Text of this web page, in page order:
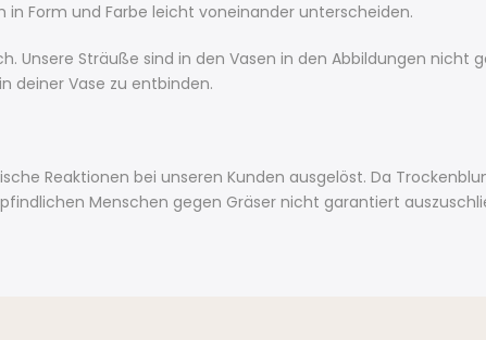
Form und Farbe leicht voneinander unterscheiden.
Unsere Sträuße sind in den Vasen in den Abbildungen nicht
deiner Vase zu entbinden.
Reaktionen bei unseren Kunden ausgelöst. Da
Menschen gegen Gräser nicht garantiert